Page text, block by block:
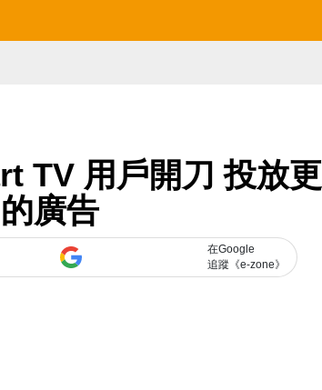
TV 用戶開刀 投放更
廣告
在Google
追蹤《e-zone》